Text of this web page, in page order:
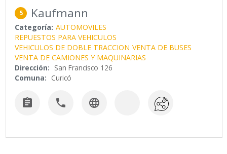
5 Kaufmann
Categoría: AUTOMOVILES
REPUESTOS PARA VEHICULOS
VEHICULOS DE DOBLE TRACCION VENTA DE BUSES
VENTA DE CAMIONES Y MAQUINARIAS
Dirección: San Francisco 126
Comuna: Curicó
  